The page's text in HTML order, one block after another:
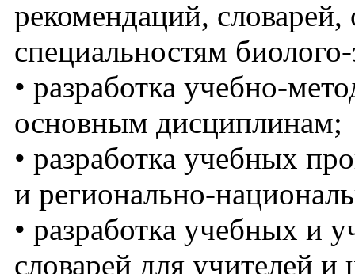
рекомендаций,
специальностям
• разработка учебно-
основным дисциплинам;
• разработка учебных
и регионально-
• разработка учебных и
словарей для учителей и